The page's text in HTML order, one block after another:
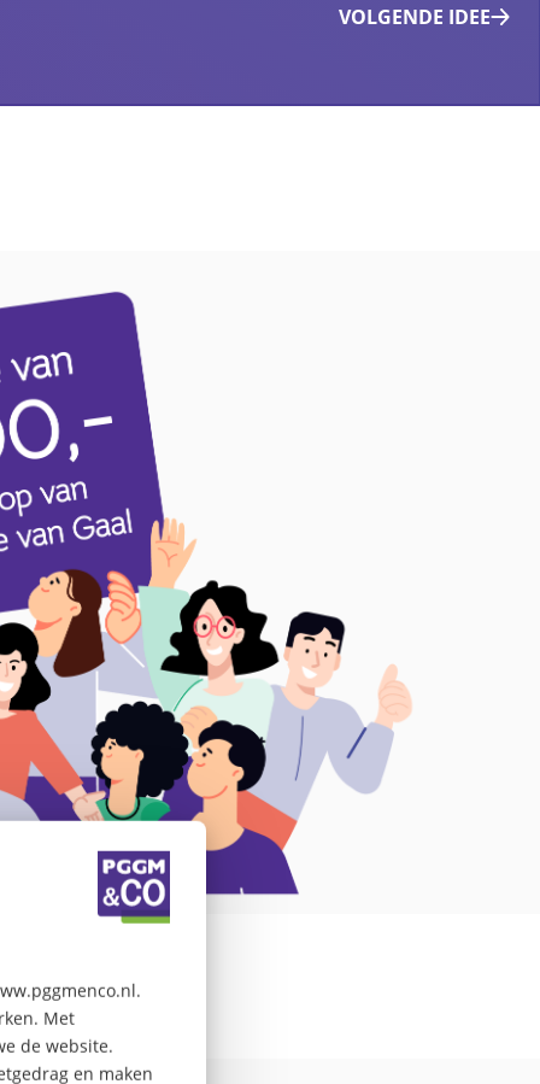
Met
de website.
en maken
VOLGENDE IDEE